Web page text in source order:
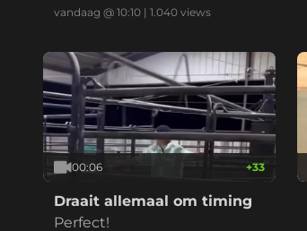
vandaag @ 10:10 | 1.040 views
00:06 +33
Draait allemaal om timing
Perfect!